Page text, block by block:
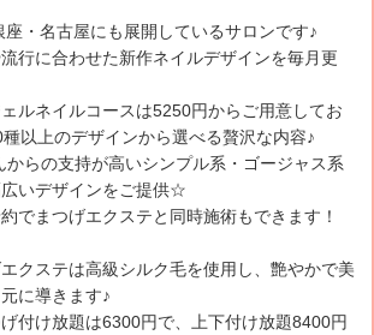
座・名古屋にも展開しているサロンです♪
行に合わせた新作ネイルデザインを毎月更
ルネイルコースは5250円からご用意してお
種以上のデザインから選べる贅沢な内容♪
からの支持が高いシンプル系・ゴージャス系
いデザインをご提供☆
でまつげエクステと同時施術もできます！
エクステは高級シルク毛を使用し、艶やかで美
に導きます♪
げ付け放題は6300円で、上下付け放題8400円